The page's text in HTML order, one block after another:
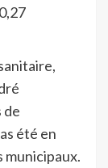
de
été en
municipaux.